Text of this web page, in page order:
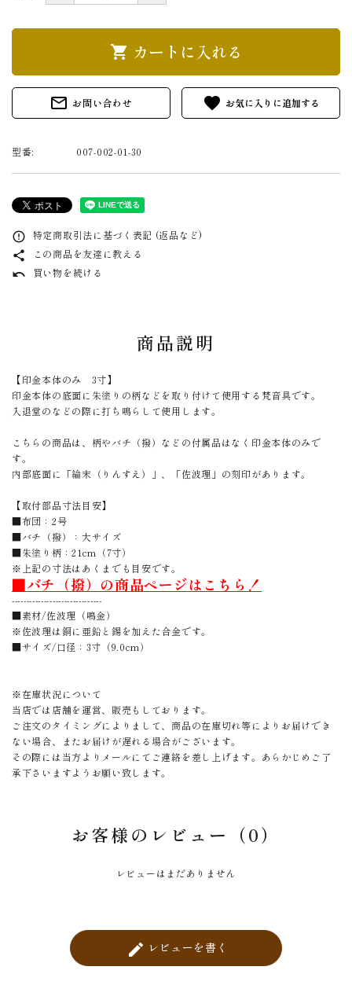
shopping_cart カートに入れる
mail_outline お問い合わせ favorite
型番: 007-002-01-30
error_outline 特定商取引法に基づく表記 (返品など)
share この商品を友達に教える
undo 買い物を続ける
商品説明
【印金本体のみ 3寸】
印金本体の底面に朱塗りの柄などを取り付けて使用する梵音具です。
入退堂のなどの際に打ち鳴らして使用します。
こちらの商品は、柄やバチ（撥）などの付属品はなく印金本体のみで
す。
内部底面に「綸末（りんすえ）」、「佐波理」の刻印があります。
【取付部品寸法目安】
■布団：2号
■バチ（撥）：大サイズ
■朱塗り柄：21cm（7寸）
※上記の寸法はあくまでも目安です。
■バチ（撥）の商品ページはこちら！
-------------------------------
■素材/佐波理（鳴金）
※佐波理は銅に亜鉛と錫を加えた合金です。
■サイズ/口径：3寸（9.0cm）
※在庫状況について
当店では店舗を運営、販売もしております。
ご注文のタイミングによりまして、商品の在庫切れ等によりお届けでき
ない場合、またお届けが遅れる場合がございます。
その際には当方よりメールにてご連絡を差し上げます。あらかじめご了
承下さいますようお願い致します。
お客様のレビュー（0）
レビューはまだありません
create レビューを書く